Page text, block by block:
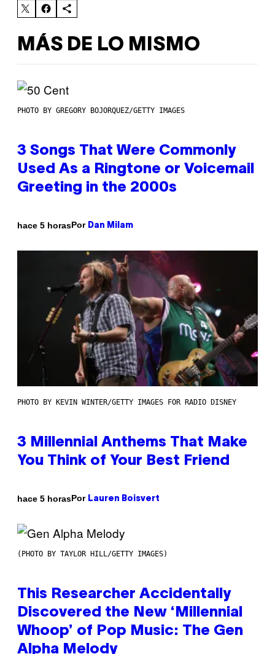
MÁS DE LO MISMO
PHOTO BY GREGORY BOJORQUEZ/GETTY IMAGES
3 Songs That Were Commonly
Used As a Ringtone or Voicemail
Greeting in the 2000s
hace 5 horasPor Dan Milam
PHOTO BY KEVIN WINTER/GETTY IMAGES FOR RADIO DISNEY
3 Millennial Anthems That Make
You Think of Your Best Friend
hace 5 horasPor Lauren Boisvert
(PHOTO BY TAYLOR HILL/GETTY IMAGES)
This Researcher Accidentally
Discovered the New ‘Millennial
Whoop’ of Pop Music: The Gen
Alpha Melody